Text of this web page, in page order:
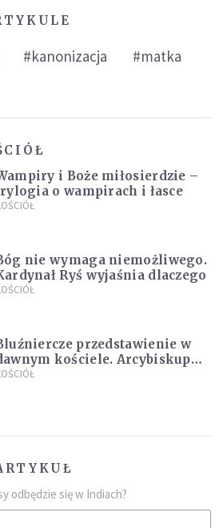
#kanonizacja
#matka
i Boże miłosierdzie –
o wampirach i łasce
nie wymaga niemożliwego.
Ryś wyjaśnia dlaczego
przedstawienie w
kościele. Arcybiskup
reaguje
odbędzie się w Indiach?